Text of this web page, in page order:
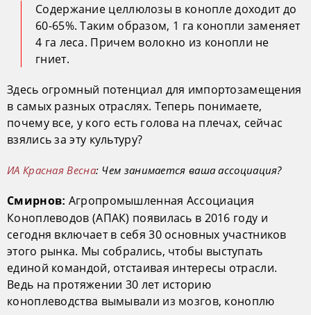
Содержание целлюлозы в конопле доходит до
60-65%. Таким образом, 1 га конопли заменяет
4 га леса. Причем волокно из конопли не
гниет.
Здесь огромный потенциал для импортозамещения
в самых разных отраслях. Теперь понимаете,
почему все, у кого есть голова на плечах, сейчас
взялись за эту культуру?
ИА Красная Весна: Чем занимается ваша ассоциация?
Смирнов: Агропромышленная Ассоциация
Коноплеводов (АПАК) появилась в 2016 году и
сегодня включает в себя 30 основных участников
этого рынка. Мы собрались, чтобы выступать
единой командой, отстаивая интересы отрасли.
Ведь на протяжении 30 лет историю
коноплеводства вымывали из мозгов, коноплю